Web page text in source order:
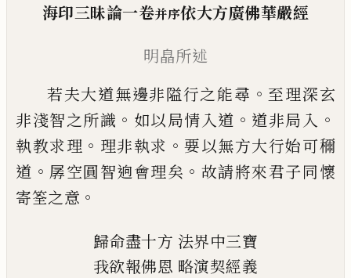
海印三昧論一卷并序依大方廣佛華嚴經
明皛所述
若夫大道無邊非隘行之能尋 。 至理深玄
非淺智之所識 。 如以局情入道 。 道非局入 。
執教求理 。 理非執求 。要以無方大行始可穪
道 。 孱空圓智逈會理矣 。 故請將來君子同懷
寄筌之意 。
歸命盡十方 法界中三寶
我欲報佛恩 略演契經義